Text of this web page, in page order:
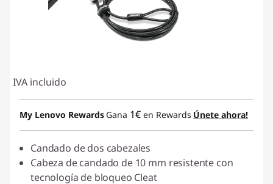
IVA incluido
My Lenovo Rewards Gana 1€ en Rewards Únete ahora!
Candado de dos cabezales
Cabeza de candado de 10 mm resistente con
tecnología de bloqueo Cleat